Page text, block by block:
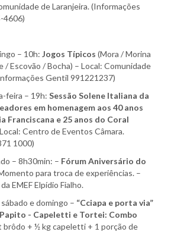
de Laranjeira. (Informações
4606)
– 10h: Jogos Típicos (Mora / Morina
/ Escovão / Bocha) – Local: Comunidade
Gentil 991221237)
feira – 19h: Sessão Solene Italiana da
em homenagem aos 40 anos
Franciscana e 25 anos do Coral
Centro de Eventos Câmara.
1000)
– 8h30min: – Fórum Aniversário do
para troca de experiências. –
EMEF Elpídio Fialho.
sábado e domingo – “Cciapa e porta via”
- Capeletti e Tortei: Combo
brôdo + ½ kg capeletti + 1 porção de